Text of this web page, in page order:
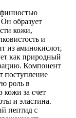
образует
кожи,
и
из аминокислот,
как природный
Компонент
поступление
роль в
кожи за счет
и эластина.
пептид с